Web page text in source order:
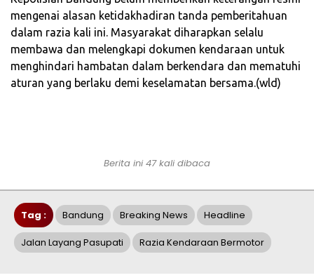
mengenai alasan ketidakhadiran tanda pemberitahuan
dalam razia kali ini. Masyarakat diharapkan selalu
membawa dan melengkapi dokumen kendaraan untuk
menghindari hambatan dalam berkendara dan mematuhi
aturan yang berlaku demi keselamatan bersama.(wld)
Berita ini 47 kali dibaca
Tag : Bandung Breaking News Headline
Jalan Layang Pasupati Razia Kendaraan Bermotor